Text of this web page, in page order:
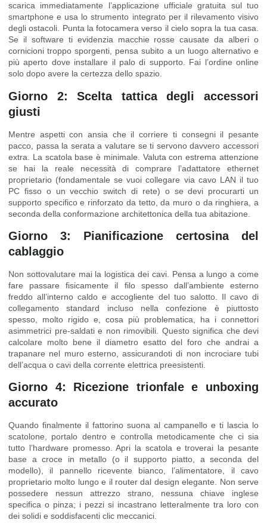
scarica immediatamente l’applicazione ufficiale gratuita sul tuo
smartphone e usa lo strumento integrato per il rilevamento visivo
degli ostacoli. Punta la fotocamera verso il cielo sopra la tua casa.
Se il software ti evidenzia macchie rosse causate da alberi o
cornicioni troppo sporgenti, pensa subito a un luogo alternativo e
più aperto dove installare il palo di supporto. Fai l’ordine online
solo dopo avere la certezza dello spazio.
Giorno 2: Scelta tattica degli accessori
giusti
Mentre aspetti con ansia che il corriere ti consegni il pesante
pacco, passa la serata a valutare se ti servono davvero accessori
extra. La scatola base è minimale. Valuta con estrema attenzione
se hai la reale necessità di comprare l’adattatore ethernet
proprietario (fondamentale se vuoi collegare via cavo LAN il tuo
PC fisso o un vecchio switch di rete) o se devi procurarti un
supporto specifico e rinforzato da tetto, da muro o da ringhiera, a
seconda della conformazione architettonica della tua abitazione.
Giorno 3: Pianificazione certosina del
cablaggio
Non sottovalutare mai la logistica dei cavi. Pensa a lungo a come
fare passare fisicamente il filo spesso dall’ambiente esterno
freddo all’interno caldo e accogliente del tuo salotto. Il cavo di
collegamento standard incluso nella confezione è piuttosto
spesso, molto rigido e, cosa più problematica, ha i connettori
asimmetrici pre-saldati e non rimovibili. Questo significa che devi
calcolare molto bene il diametro esatto del foro che andrai a
trapanare nel muro esterno, assicurandoti di non incrociare tubi
dell’acqua o cavi della corrente elettrica preesistenti.
Giorno 4: Ricezione trionfale e unboxing
accurato
Quando finalmente il fattorino suona al campanello e ti lascia lo
scatolone, portalo dentro e controlla metodicamente che ci sia
tutto l’hardware promesso. Apri la scatola e troverai la pesante
base a croce in metallo (o il supporto piatto, a seconda del
modello), il pannello ricevente bianco, l’alimentatore, il cavo
proprietario molto lungo e il router dal design elegante. Non serve
possedere nessun attrezzo strano, nessuna chiave inglese
specifica o pinza; i pezzi si incastrano letteralmente tra loro con
dei solidi e soddisfacenti clic meccanici.